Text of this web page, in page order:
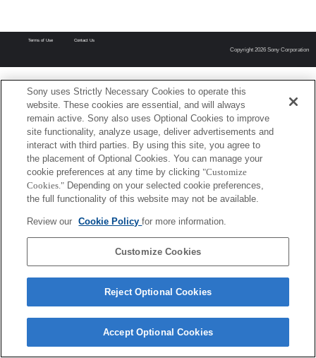
Terms of Use Contact Us
Copyright 2026 Sony Corporation
Sony uses Strictly Necessary Cookies to operate this
website. These cookies are essential, and will always
remain active. Sony also uses Optional Cookies to improve
site functionality, analyze usage, deliver advertisements and
interact with third parties. By using this site, you agree to
the placement of Optional Cookies. You can manage your
cookie preferences at any time by clicking "Customize
Cookies." Depending on your selected cookie preferences,
the full functionality of this website may not be available.
Review our Cookie Policyfor more information.
Customize Cookies
Reject Optional Cookies
Accept Optional Cookies